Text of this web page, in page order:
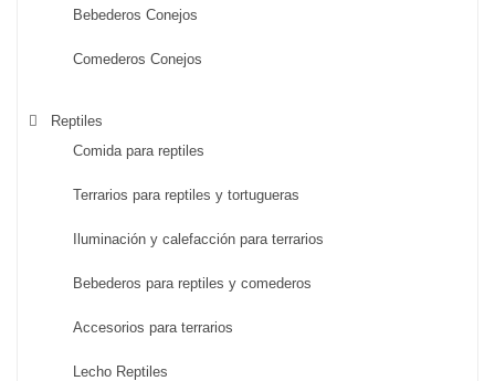
Bebederos Conejos
Comederos Conejos
Reptiles
Comida para reptiles
Terrarios para reptiles y tortugueras
Iluminación y calefacción para terrarios
Bebederos para reptiles y comederos
Accesorios para terrarios
Lecho Reptiles